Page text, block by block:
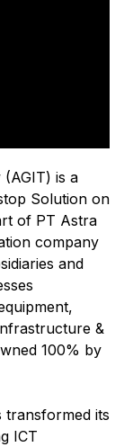
is a
Solution on
of PT Astra
company
and
&
100% by
transformed its
ICT